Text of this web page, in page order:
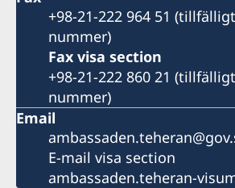
+98-21-222 964 51
nummer)
Fax visa section
+98-21-222 860 21
nummer)
Email
E-mail visa section
ambassaden.teheran-